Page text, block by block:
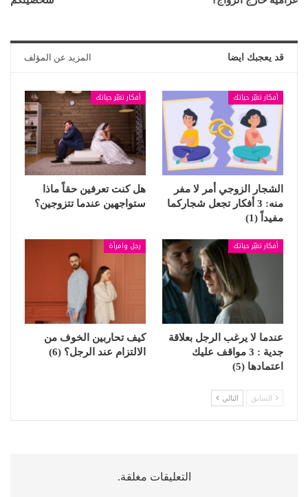
قد يعجبك ايضا المزيد عن المؤلف
أفكار تغيّر حياتك
الشجار الزوجي أمر لا مفر
منه: 3 أفكار تجعل شجاركما
مفيداً (1)
أفكار تغيّر حياتك
هل كنت تعرفين حقاً ماذا
ستواجهين عندما تتزوجين؟
أفكار تغيّر حياتك
عندما لا يرغب الرجل بعلاقة
جدية : 3 مواقف عليك
اعتمادها (5)
رجل وامرأة
كيف تحاربين الخوف من
الالتزام عند الرجل؟ (6)
السابق التالي
التعليقات مغلقة.